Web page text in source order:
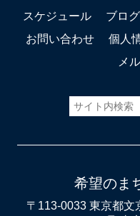
スケジュール
ブログ
お問い合わせ
個人
メ
希望のま
〒113-0033 東京都文